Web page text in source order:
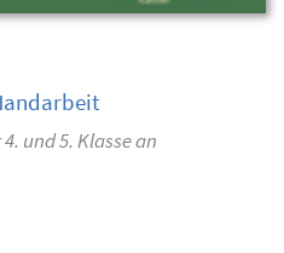
und 5. Klasse an